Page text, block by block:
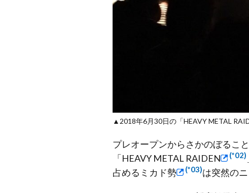
▲2018年6月30日の「HEAVY METAL
プレオープンからさかのぼるこ
「HEAVY METAL RAIDEN
(*02)
占めるミカド勢
(*03)は突然の